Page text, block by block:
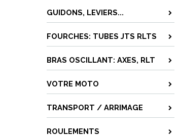
GUIDONS, LEVIERS...
FOURCHES: TUBES JTS RLTS
BRAS OSCILLANT: AXES, RLT
VOTRE MOTO
TRANSPORT / ARRIMAGE
ROULEMENTS